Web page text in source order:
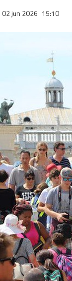
02 jun 2026 15:10